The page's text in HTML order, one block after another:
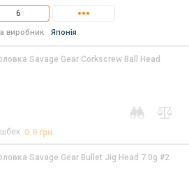
6
виробник Японія
Savage Gear Corkscrew Ball Head
0.9 грн
Savage Gear Bullet Jig Head 7.0g #2